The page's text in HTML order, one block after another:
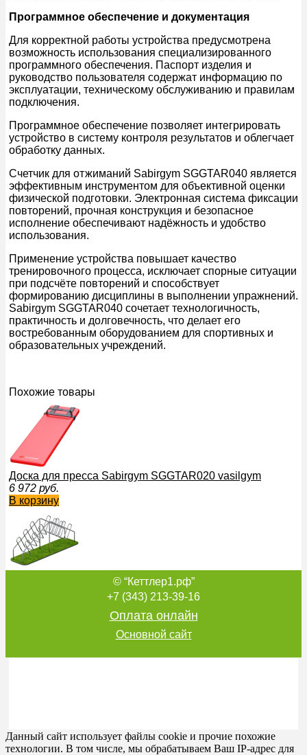
Программное обеспечение и документация
Для корректной работы устройства предусмотрена
возможность использования специализированного
программного обеспечения. Паспорт изделия и
руководство пользователя содержат информацию по
эксплуатации, техническому обслуживанию и правилам
подключения.
Программное обеспечение позволяет интегрировать
устройство в систему контроля результатов и облегчает
обработку данных.
Счетчик для отжиманий Sabirgym SGGTAR040 является
эффективным инструментом для объективной оценки
физической подготовки. Электронная система фиксации
повторений, прочная конструкция и безопасное
исполнение обеспечивают надёжность и удобство
использования.
Применение устройства повышает качество
тренировочного процесса, исключает спорные ситуации
при подсчёте повторений и способствует
формированию дисциплины в выполнении упражнений.
Sabirgym SGGTAR040 сочетает технологичность,
практичность и долговечность, что делает его
востребованным оборудованием для спортивных и
образовательных учреждений.
Похожие товары
Доска для пресса Sabirgym SGGTAR020 vasilgym
6 972 руб.
В корзину
Лаз разборный Sabirgym SGGTAR107 элемент полосы
© “Кеттлер1.рф”
+7 (343) 213-39-16
Оплата онлайн
Основной сайт
Данный сайт использует файлы cookie и прочие похожие
технологии. В том числе, мы обрабатываем Ваш IP-адрес для